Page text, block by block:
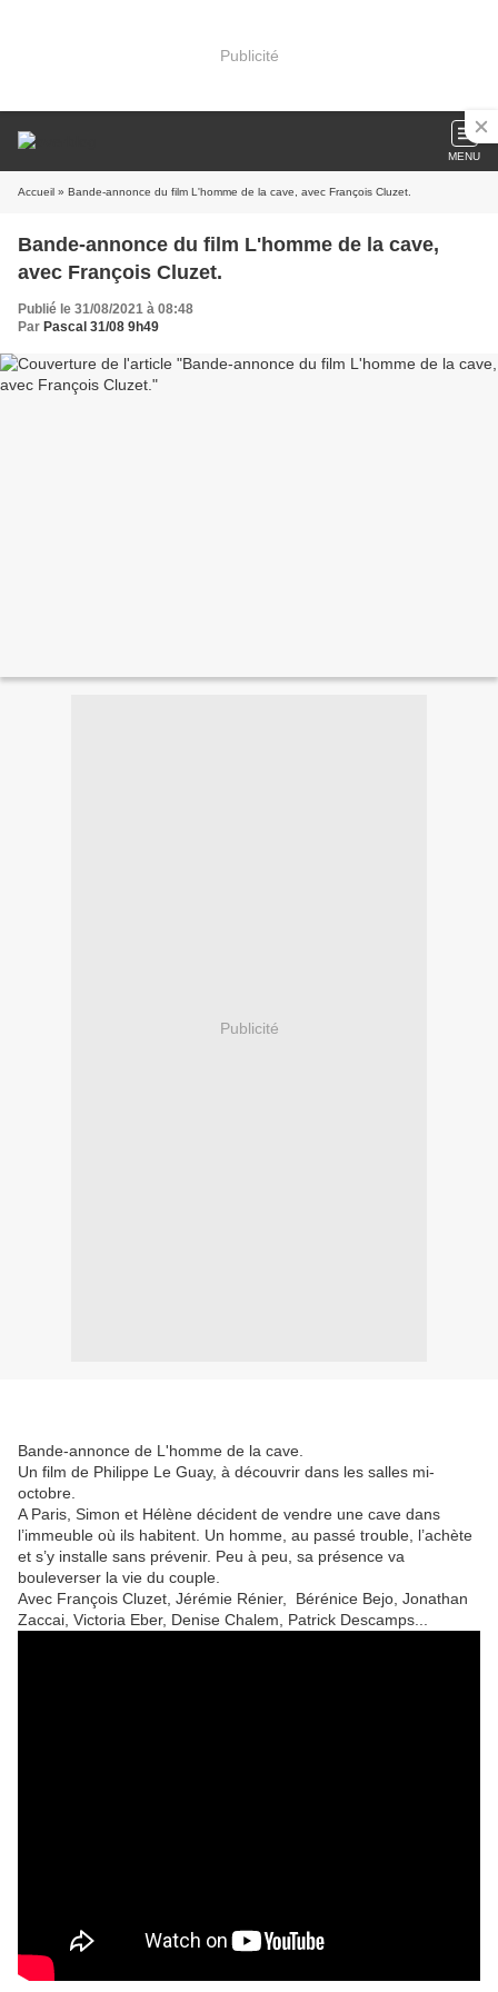
Publicité
MENU
Accueil » Bande-annonce du film L'homme de la cave, avec François Cluzet.
Bande-annonce du film L'homme de la cave,
avec François Cluzet.
Publié le 31/08/2021 à 08:48
Par Pascal 31/08 9h49
Publicité
Bande-annonce de L'homme de la cave.
Un film de Philippe Le Guay, à découvrir dans les salles mi-
octobre.
A Paris, Simon et Hélène décident de vendre une cave dans
l’immeuble où ils habitent. Un homme, au passé trouble, l’achète
et s’y installe sans prévenir. Peu à peu, sa présence va
bouleverser la vie du couple.
Avec François Cluzet, Jérémie Rénier, Bérénice Bejo, Jonathan
Zaccai, Victoria Eber, Denise Chalem, Patrick Descamps...